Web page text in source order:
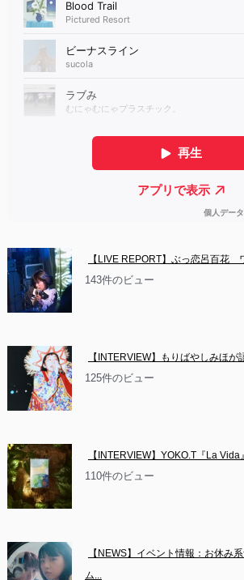
【LIVE REPORT】ぶっ恋呂百花
143件のビュー
【INTERVIEW】もりばやしみほ
125件のビュー
【INTERVIEW】YOKO.T『La Vida』
110件のビュー
【NEWS】イベント情報：お休み
ム...